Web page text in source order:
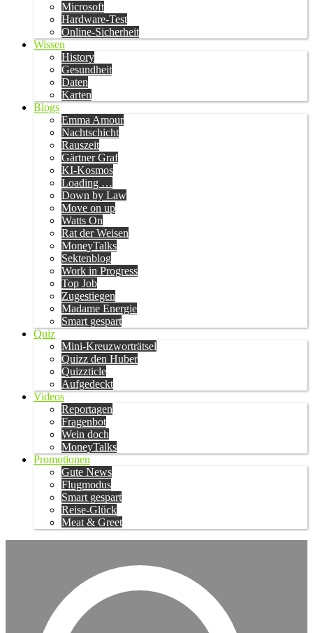
Microsoft
Hardware-Test
Online-Sicherheit
Wissen
History
Gesundheit
Daten
Karten
Blogs
Emma Amour
Nachtschicht
Rauszeit
Gärtner Graf
KI-Kosmos
Loading …
Down by Law
Move on up
Watts On
Rat der Weisen
MoneyTalks
Sektenblog
Work in Progress
Top Job
Zugestiegen
Madame Energie
Smart gespart
Quiz
Mini-Kreuzworträtsel
Quizz den Huber
Quizzticle
Aufgedeckt
Videos
Reportagen
Fragenbot
Wein doch
MoneyTalks
Promotionen
Gute News
Flugmodus
Smart gespart
Reise-Glück
Meat & Greet